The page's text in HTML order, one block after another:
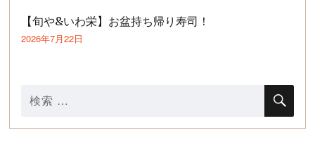
【旬や&いわ栄】お盆持ち帰り寿司！
2026年7月22日
検
対
検